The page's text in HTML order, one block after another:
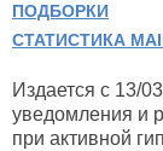
ПОДБОРКИ
СТАТИСТИКА
Издается с 13/
уведомления и
при активной